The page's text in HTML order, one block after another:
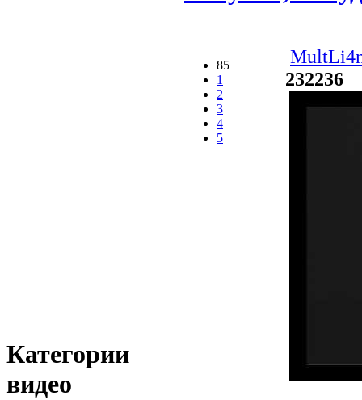
Категории
видео
85
1
2
3
4
5
232236